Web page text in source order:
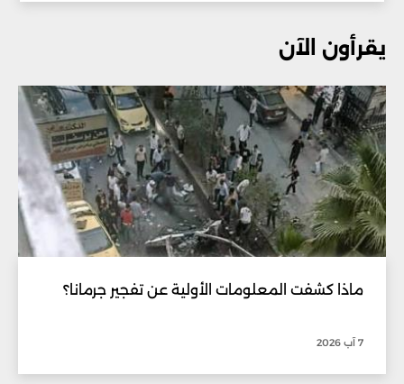
يقرأون الآن
ماذا كشفت المعلومات الأولية عن تفجير جرمانا؟
7 آب 2026